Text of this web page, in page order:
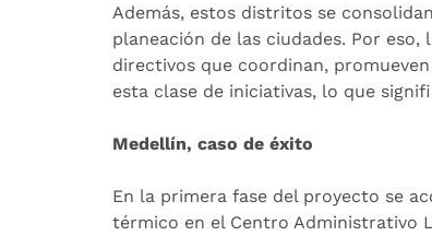
Además, estos distritos se
planeación de las ciudades. Por
directivos que coordinan,
esta clase de iniciativas, lo que
Medellín, caso de éxito
En la primera fase del proyecto se
térmico en el Centro Administrativo